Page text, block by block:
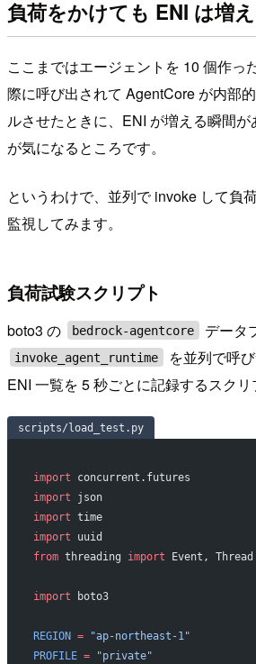
負荷をかけても ENI は増
ここまではエージェントを 10 個作っ
際に呼び出されて AgentCore が内部
ルさせたときに、ENI が増える瞬間
が気になるところです。
というわけで、並列で invoke して負
監視してみます。
負荷試験スクリプト
boto3 の bedrock-agentcore データ
invoke_agent_runtime
を並列で呼
ENI 一覧を 5 秒ごとに記録するスクリ
scripts/load_test.py
import concurrent.futures
import json
import time
import uuid
from threading import Event, Thread
import boto3
REGION = "ap-northeast-1"
PROFILE = "private"